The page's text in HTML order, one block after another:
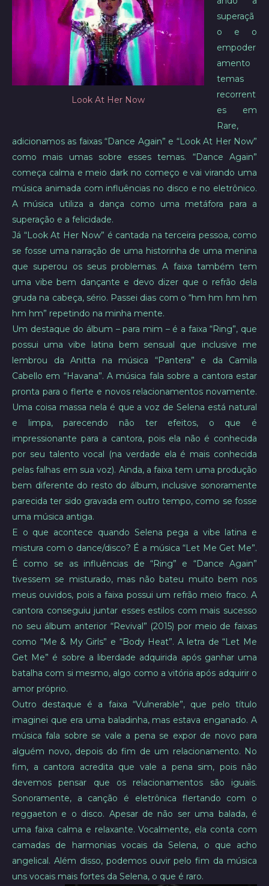
Look At Her Now
superaçã
o e o
empoder
amento
temas
recorrent
es em
Rare,
adicionamos as faixas “Dance Again” e “Look At Her Now”
como mais umas sobre esses temas. “Dance Again”
começa calma e meio dark no começo e vai virando uma
música animada com influências no disco e no eletrônico.
A música utiliza a dança como uma metáfora para a
superação e a felicidade.
Já “Look At Her Now” é cantada na terceira pessoa, como
se fosse uma narração de uma historinha de uma menina
que superou os seus problemas. A faixa também tem
uma vibe bem dançante e devo dizer que o refrão dela
gruda na cabeça, sério. Passei dias com o “hm hm hm hm
hm hm” repetindo na minha mente.
Um destaque do álbum – para mim – é a faixa “Ring”, que
possui uma vibe latina bem sensual que inclusive me
lembrou da Anitta na música “Pantera” e da Camila
Cabello em “Havana”. A música fala sobre a cantora estar
pronta para o flerte e novos relacionamentos novamente.
Uma coisa massa nela é que a voz de Selena está natural
e limpa, parecendo não ter efeitos, o que é
impressionante para a cantora, pois ela não é conhecida
por seu talento vocal (na verdade ela é mais conhecida
pelas falhas em sua voz). Ainda, a faixa tem uma produção
bem diferente do resto do álbum, inclusive sonoramente
parecida ter sido gravada em outro tempo, como se fosse
uma música antiga.
E o que acontece quando Selena pega a vibe latina e
mistura com o dance/disco? É a música “Let Me Get Me”.
É como se as influências de “Ring” e “Dance Again”
tivessem se misturado, mas não bateu muito bem nos
meus ouvidos, pois a faixa possui um refrão meio fraco. A
cantora conseguiu juntar esses estilos com mais sucesso
no seu álbum anterior “Revival” (2015) por meio de faixas
como “Me & My Girls” e “Body Heat”. A letra de “Let Me
Get Me” é sobre a liberdade adquirida após ganhar uma
batalha com si mesmo, algo como a vitória após adquirir o
amor próprio.
Outro destaque é a faixa “Vulnerable”, que pelo título
imaginei que era uma baladinha, mas estava enganado. A
música fala sobre se vale a pena se expor de novo para
alguém novo, depois do fim de um relacionamento. No
fim, a cantora acredita que vale a pena sim, pois não
devemos pensar que os relacionamentos são iguais.
Sonoramente, a canção é eletrônica flertando com o
reggaeton e o disco. Apesar de não ser uma balada, é
uma faixa calma e relaxante. Vocalmente, ela conta com
camadas de harmonias vocais da Selena, o que acho
angelical. Além disso, podemos ouvir pelo fim da música
uns vocais mais fortes da Selena, o que é raro.